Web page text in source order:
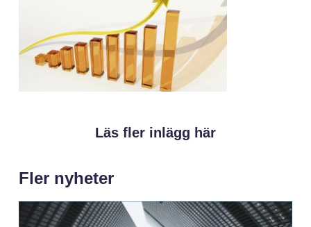
Läs fler inlägg här
Fler nyheter